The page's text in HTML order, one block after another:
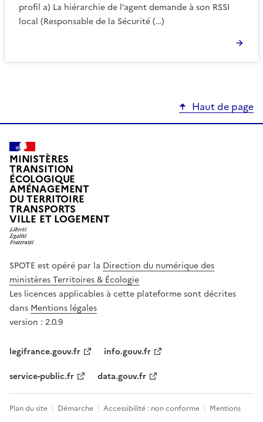
profil a) La hiérarchie de l’agent demande à son RSSI
local (Responsable de la Sécurité (…)
Haut de page
MINISTÈRES
TRANSITION
ÉCOLOGIQUE
AMÉNAGEMENT
DU TERRITOIRE
TRANSPORTS
VILLE ET LOGEMENT
SPOTE est opéré par la Direction du numérique des
ministères Territoires & Écologie
Les licences applicables à cette plateforme sont décrites
dans Mentions légales
version : 2.0.9
legifrance.gouv.fr
info.gouv.fr
service-public.fr
data.gouv.fr
Plan du site Démarche Accessibilité : non conforme Mentions